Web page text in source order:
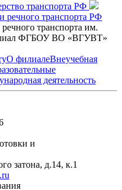
транспорта РФ
речного транспорта РФ
транспорта им.
ФГБОУ ВО «ВГУВТ»
О филиалеВнеучебная
деятельность
и
затона, д.14, к.1